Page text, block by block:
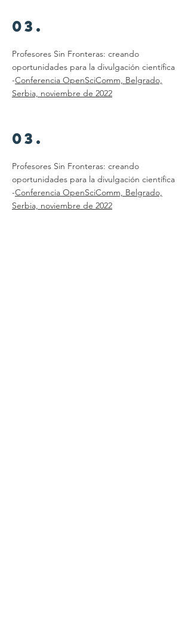
03.
Profesores Sin Fronteras: creando
oportunidades para la divulgación científica
-Conferencia OpenSciComm, Belgrado,
Serbia, noviembre de 2022
03.
Profesores Sin Fronteras: creando
oportunidades para la divulgación científica
-Conferencia OpenSciComm, Belgrado,
Serbia, noviembre de 2022